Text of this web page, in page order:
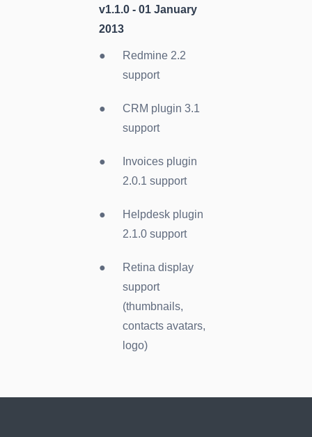
v1.1.0 - 01 January
2013
Redmine 2.2
support
CRM plugin 3.1
support
Invoices plugin
2.0.1 support
Helpdesk plugin
2.1.0 support
Retina display
support
(thumbnails,
contacts avatars,
logo)